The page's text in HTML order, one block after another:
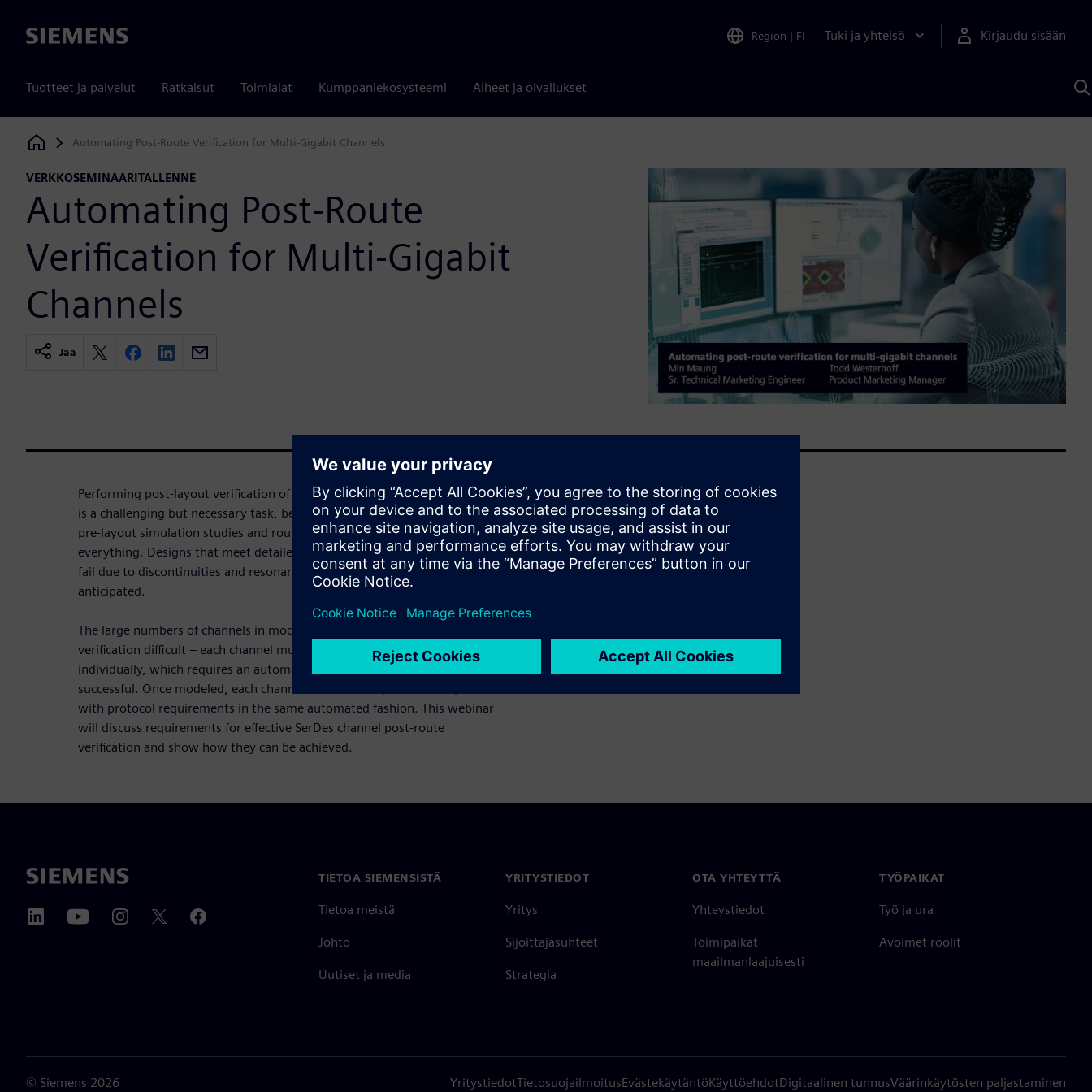
Siemens Region | FI Tuki ja yhteisö Kirjaudu sisään
Tuotteet ja palvelut Ratkaisut Toimialat Kumppaniekosysteemi Aiheet ja oivallukset
Siemens Digital Industries Software
Automating Post-Route Verification for Multi-Gigabit Channels
VERKKOSEMINAARITALLENNE
Automating Post-Route
Verification for Multi-Gigabit
Channels
Jaa
Performing post-layout verification of multi-gigabit SerDes channels
is a challenging but necessary task, because even the most detailed
pre-layout simulation studies and routing guidelines can’t anticipate
everything. Designs that meet detailed routing requirements can still
fail due to discontinuities and resonances that couldn’t have been
anticipated.
The large numbers of channels in modern designs makes post-route
verification difficult – each channel must be modeled and analyzed
individually, which requires an automated, efficient process to be
successful. Once modeled, each channel must be analyzed for compliance
with protocol requirements in the same automated fashion. This webinar
will discuss requirements for effective SerDes channel post-route
verification and show how they can be achieved.
TIETOA SIEMENSISTÄ
Tietoa meistä
Johto
Uutiset ja media
YRITYSTIEDOT
Yritys
Sijoittajasuhteet
Strategia
OTA YHTEYTTÄ
Yhteystiedot
Toimipaikat
maailmanlaajuisesti
TYÖPAIKAT
Työ ja ura
Avoimet roolit
© Siemens 2026 YritystiedotTietosuojailmoitusEvästekäytäntöKäyttöehdotDigitaalinen tunnusVäärinkäytösten paljastaminen